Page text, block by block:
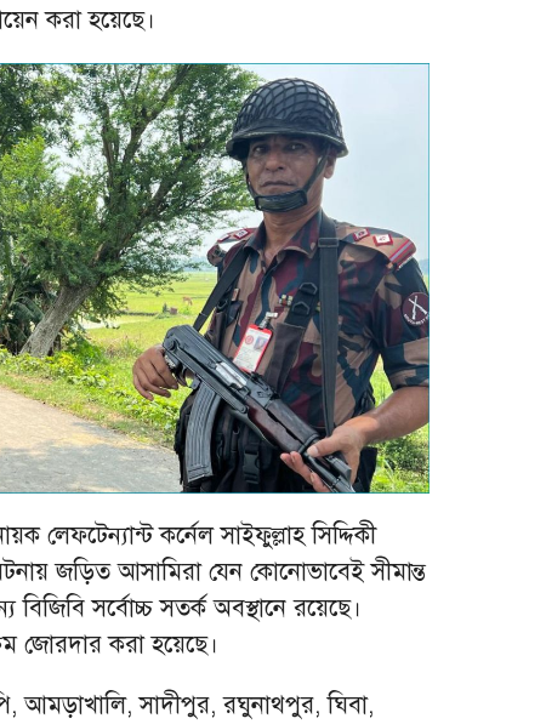
করা হয়েছে।
লেফটেন্যান্ট কর্নেল সাইফুল্লাহ সিদ্দিকী
জড়িত আসামিরা যেন কোনোভাবেই সীমান্ত
সর্বোচ্চ সতর্ক অবস্থানে রয়েছে।
জোরদার করা হয়েছে।
আমড়াখালি, সাদীপুর, রঘুনাথপুর, ঘিবা,